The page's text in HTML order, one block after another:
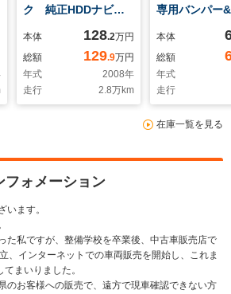
ク 純正HDDナビ
ジ 全ドア&トランク
イージークローザー
パワーシート クルー
ズコントロール 字光
式ナンバー スマート
AFS
本体 128.2万円
総額
129.9万円
年式
2008年
走行
2.8万km
専用バンパー
ター式ディス
ヘッドライト
式メーター
トエアコン
ナビ バック
地デジ BTオ
ETC
本体
総額
年式
走行
在庫一覧を見る
フォメーション
います。
た私ですが、整備学校を卒業後、中古車販売店で
、インターネットでの車両販売を開始し、これま
まいりました。
のお客様への販売で、遠方で現車確認できない方